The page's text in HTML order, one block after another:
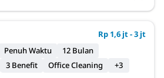
Rp 1,6 jt - 3 jt
Penuh Waktu
12 Bulan
3 Benefit Office Cleaning +3